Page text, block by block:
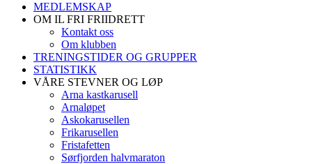
MEDLEMSKAP
OM IL FRI FRIIDRETT
Kontakt oss
Om klubben
TRENINGSTIDER OG GRUPPER
STATISTIKK
VÅRE STEVNER OG LØP
Arna kastkarusell
Arnaløpet
Askokarusellen
Frikarusellen
Fristafetten
Sørfjorden halvmaraton